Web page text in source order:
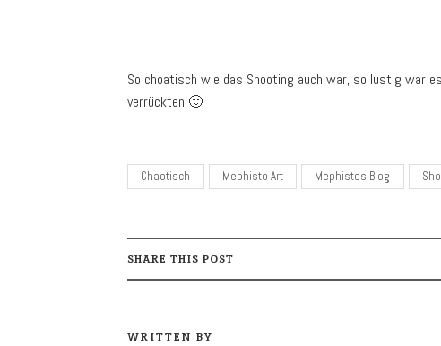
So choatisch wie das Shooting auch war, so lustig war
verrückten 🙂
Chaotisch Mephisto Art Mephistos Blog
SHARE THIS POST
WRITTEN BY